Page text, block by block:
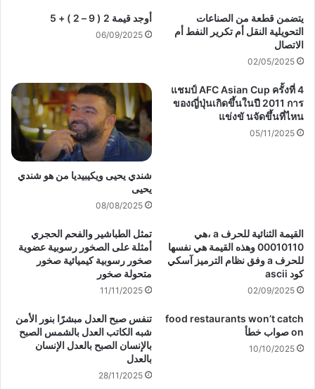
يتضمن قطعة من الصناعات
التحويلية النقل أم تكرير النفط أم
الاتصال
02/05/2025
أوجد قيمة 2 ( 9 – 2 ) + 5
06/09/2025
แชมป์ AFC Asian Cup ครั้งที่ 4
ของญี่ปุ่นเกิดขึ้นในปี 2011 การ
แข่งขั นจัดขึ้นที่ไหน
05/11/2025
شندي يحيى ويكيبيديا من هو شندي
يحيى
08/08/2025
القيمة الثنائية للحرف a ،هي
00010110 وهذه القيمة هي نفسها
للحرف a وفق نظام الترميز آسكي
كود ascii
02/09/2025
تمثل الطباشير والفحم الحجري
أمثلة على الصخور رسوبية عضوية
صخور رسوبية كيميائية صخور
متحولة صخور
11/11/2025
food restaurants won’t catch
on صواب خطأ
10/10/2025
تنفس صبح العدل مبشرًا بنور الأمن
شبه الكاتب العدل بالشمس الصبح
بالإنسان الصبح بالعدل الإنسان
بالعدل
28/11/2025